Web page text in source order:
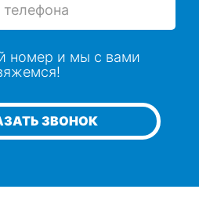
ЗВОНОК
номер и мы с вами